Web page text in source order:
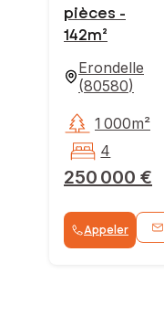
pièces -
142m²
Erondelle
(80580)
250 000 €
1 000m²
4
Appeler